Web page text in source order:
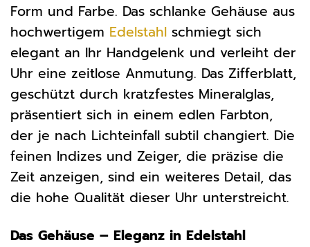
Form und Farbe. Das schlanke Gehäuse aus
hochwertigem Edelstahl schmiegt sich
elegant an Ihr Handgelenk und verleiht der
Uhr eine zeitlose Anmutung. Das Zifferblatt,
geschützt durch kratzfestes Mineralglas,
präsentiert sich in einem edlen Farbton,
der je nach Lichteinfall subtil changiert. Die
feinen Indizes und Zeiger, die präzise die
Zeit anzeigen, sind ein weiteres Detail, das
die hohe Qualität dieser Uhr unterstreicht.
Das Gehäuse – Eleganz in Edelstahl